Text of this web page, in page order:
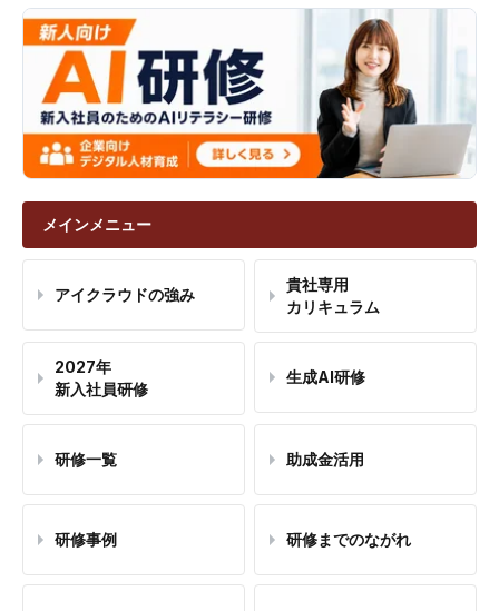
メインメニュー
アイクラウドの強み
貴社専用
カリキュラム
2027年
新入社員研修
生成AI研修
研修一覧 助成金活用
研修事例 研修までのながれ